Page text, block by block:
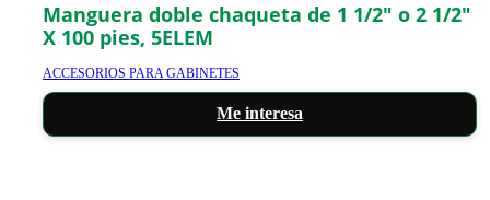
Manguera doble chaqueta de 1 1/2″ o 2 1/2″
X 100 pies, 5ELEM
ACCESORIOS PARA GABINETES
Me interesa